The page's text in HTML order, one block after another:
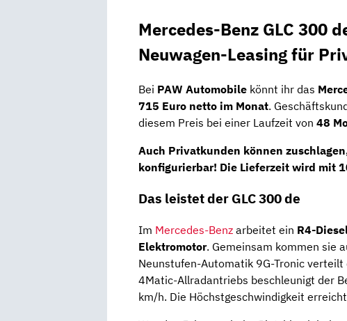
Mercedes-Benz GLC 300
Neuwagen-Leasing für
Bei PAW Automobile könnt ihr das
715 Euro netto im Monat.
diesem Preis bei einer Laufzeit von 48
Auch Privatkunden können
konfigurierbar! Die Lieferzeit wird mit
Das leistet der GLC 300 de
Im Mercedes-Benz arbeitet ein R4-
Elektromotor. Gemeinsam kommen sie
Neunstufen-Automatik 9G-Tronic verteilt
4Matic-Allradantriebs beschleunigt der
km/h. Die Höchstgeschwindigkeit